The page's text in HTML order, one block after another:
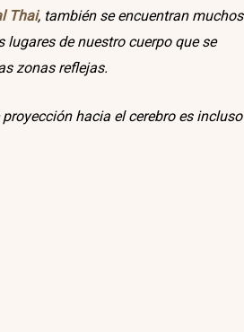
Thai, también se encuentran muchos
de nuestro cuerpo que se
zonas reflejas.
hacia el cerebro es incluso